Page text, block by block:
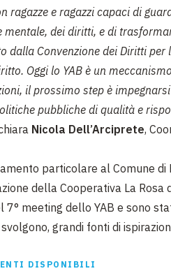
ragazze e ragazzi capaci di
mentale, dei diritti, e di
dalla Convenzione dei Diritti per
Oggi lo YAB è un
il prossimo step è
pubbliche di qualità e
Nicola Dell’Arciprete,
particolare al Comune
della Cooperativa La Rosa
7° meeting dello YAB e sono
grandi fonti di
DISPONIBILI